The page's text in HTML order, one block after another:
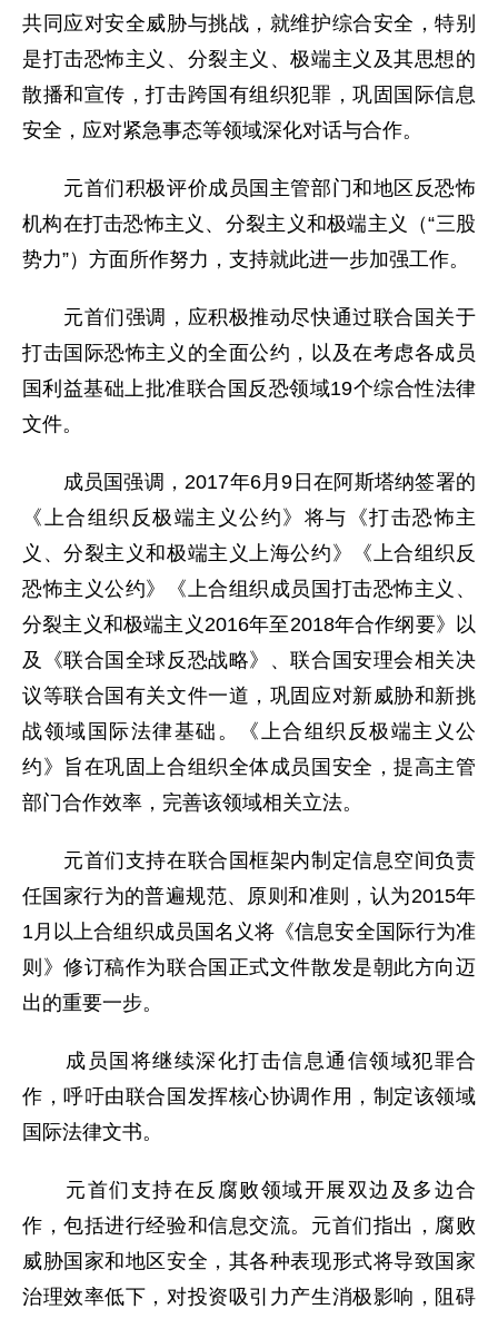
共同应对安全威胁与挑战，就维护综合安全，特别
是打击恐怖主义、分裂主义、极端主义及其思想的
散播和宣传，打击跨国有组织犯罪，巩固国际信息
安全，应对紧急事态等领域深化对话与合作。
元首们积极评价成员国主管部门和地区反恐怖
机构在打击恐怖主义、分裂主义和极端主义（“三股
势力”）方面所作努力，支持就此进一步加强工作。
元首们强调，应积极推动尽快通过联合国关于
打击国际恐怖主义的全面公约，以及在考虑各成员
国利益基础上批准联合国反恐领域19个综合性法律
文件。
成员国强调，2017年6月9日在阿斯塔纳签署的
《上合组织反极端主义公约》将与《打击恐怖主
义、分裂主义和极端主义上海公约》《上合组织反
恐怖主义公约》《上合组织成员国打击恐怖主义、
分裂主义和极端主义2016年至2018年合作纲要》以
及《联合国全球反恐战略》、联合国安理会相关决
议等联合国有关文件一道，巩固应对新威胁和新挑
战领域国际法律基础。《上合组织反极端主义公
约》旨在巩固上合组织全体成员国安全，提高主管
部门合作效率，完善该领域相关立法。
元首们支持在联合国框架内制定信息空间负责
任国家行为的普遍规范、原则和准则，认为2015年
1月以上合组织成员国名义将《信息安全国际行为准
则》修订稿作为联合国正式文件散发是朝此方向迈
出的重要一步。
成员国将继续深化打击信息通信领域犯罪合
作，呼吁由联合国发挥核心协调作用，制定该领域
国际法律文书。
元首们支持在反腐败领域开展双边及多边合
作，包括进行经验和信息交流。元首们指出，腐败
威胁国家和地区安全，其各种表现形式将导致国家
治理效率低下，对投资吸引力产生消极影响，阻碍